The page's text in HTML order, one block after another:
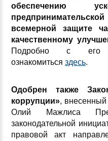
обеспечению
всемерной защите
качественному
Подробно с его
ознакомиться здесь.
Одобрен также
коррупции», внесенный
Олий Мажлиса
законодательной
правовой акт